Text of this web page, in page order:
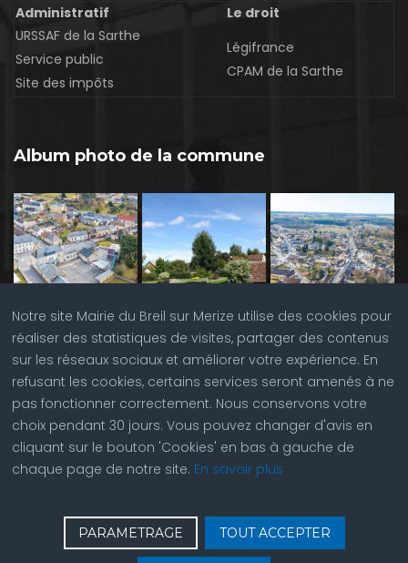
Notre site Mairie du Breil sur Merize utilise des cookies pour
réaliser des statistiques de visites, partager des contenus
sur les réseaux sociaux et améliorer votre expérience. En
refusant les cookies, certains services seront amenés à ne
pas fonctionner correctement. Nous conservons votre
choix pendant 30 jours. Vous pouvez changer d'avis en
cliquant sur le bouton 'Cookies' en bas à gauche de
chaque page de notre site. En savoir plus
PARAMETRAGE TOUT ACCEPTER
Administratif
Le droit
URSSAF de la Sarthe
Service public
Site des impôts
Légifrance
CPAM de la Sarthe
Album photo de la commune
Contactez nous | © Copyright 2023 |Plan du site|
Réalisation du site parABC Site Web| Seconnecter| Accès